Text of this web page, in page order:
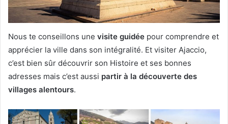
Nous te conseillons une visite guidée pour comprendre et
apprécier la ville dans son intégralité. Et visiter Ajaccio,
c’est bien sûr découvrir son Histoire et ses bonnes
adresses mais c’est aussi partir à la découverte des
villages alentours.